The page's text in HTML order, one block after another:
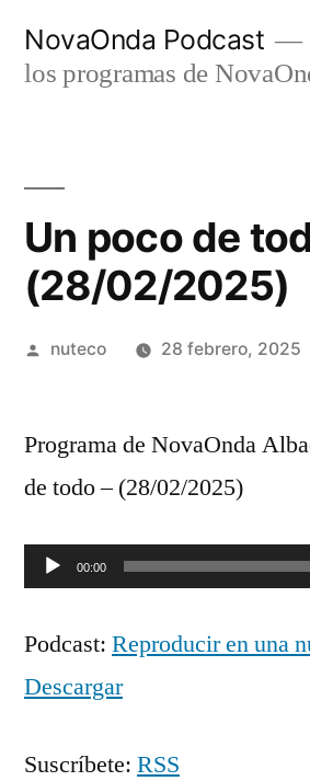
NovaOnda Podcast
los programas de
Un poco de
(28/02/2025)
Publicada
nuteco 28 febrero, 2025
Programa de NovaOnda
de todo – (28/02/2025)
Reproductor
audio
00:00
Podcast: Reproducir en una
Descargar
Suscríbete: RSS